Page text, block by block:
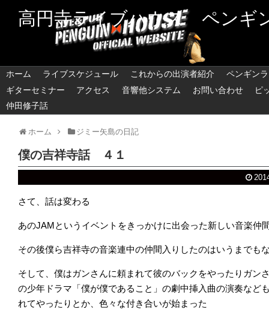
高円寺ライブハウス ペンギ
ホーム ライブスケジュール これからの出演者紹介
ペンギン
ギターセミナー
アクセス 音響他システム お問い合わせ
ピ
仲田修子話
ホーム ジミー矢島の日記
僕の吉祥寺話 ４１
さて、話は変わる
あのJAMというイベントをきっかけに出会った新しい音楽
その後僕ら吉祥寺の音楽連中の仲間入りしたのはいうまでも
そして、僕はガンさんに頼まれて彼のバックをやったりガン
の少年ドラマ「僕が僕であること」の劇中挿入曲の演奏など
れてやったりとか、色々な付き合いが始まった